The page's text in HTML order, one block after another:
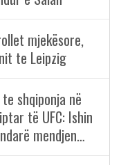
mjekësore,
te Leipzig
shqiponja në
të UFC: Ishin
mendjen…